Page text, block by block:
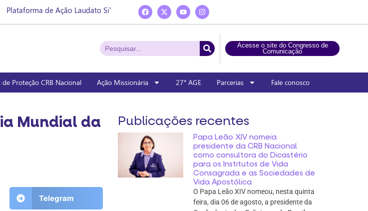
Plataforma de Ação Laudato Si’
Acesse o site do Congresso de
Comunicação
de Proteção CRB Nacional Ação Missionária 27° AGE Parcerias Fale conosco
Mundial da
Telegram
Publicações recentes
Papa Leão XIV nomeia
presidente da CRB Nacional
como consultora do Dicastério
para os Institutos de Vida
Consagrada e as Sociedades de
Vida Apostólica
O Papa Leão XIV nomeou, nesta quinta
feira, dia 06 de agosto, a presidente da